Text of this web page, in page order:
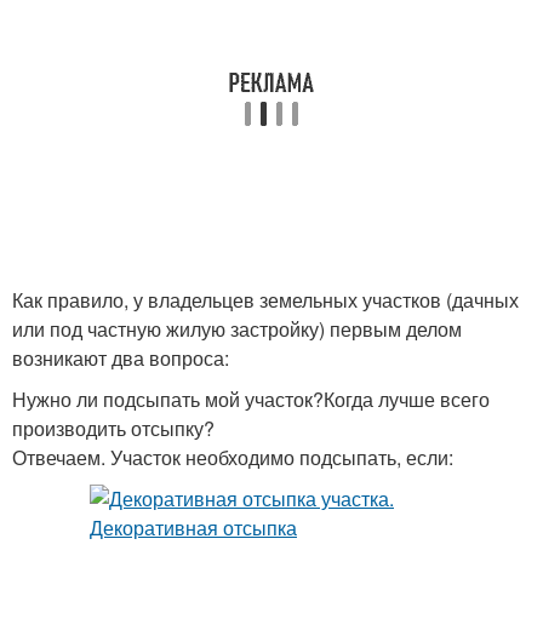
Как правило, у владельцев земельных участков (дачных
или под частную жилую застройку) первым делом
возникают два вопроса:
Нужно ли подсыпать мой участок?Когда лучше всего
производить отсыпку?
Отвечаем. Участок необходимо подсыпать, если: